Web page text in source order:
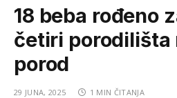
18 beba rođeno
četiri porodilišta
porod
29 JUNA, 2025 1 MIN ČITANJA